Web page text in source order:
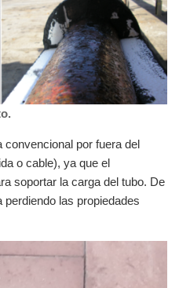
convencional por fuera del
o cable), ya que el
soportar la carga del tubo. De
las propiedades